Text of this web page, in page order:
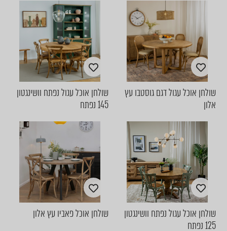
שולחן אוכל עגול דגם גוסטבו עץ
אלון
שולחן אוכל עגול נפתח וושינגטון
145 נפתח
שולחן אוכל עגול נפתח וושינגטון
125 נפתח
שולחן אוכל פאביו עץ אלון